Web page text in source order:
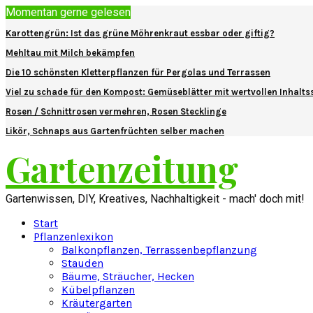
Momentan gerne gelesen
Karottengrün: Ist das grüne Möhrenkraut essbar oder giftig?
Mehltau mit Milch bekämpfen
Die 10 schönsten Kletterpflanzen für Pergolas und Terrassen
Viel zu schade für den Kompost: Gemüseblätter mit wertvollen
Rosen / Schnittrosen vermehren, Rosen Stecklinge
Likör, Schnaps aus Gartenfrüchten selber machen
Gartenzeitung
Gartenwissen, DIY, Kreatives, Nachhaltigkeit - mach' doch mit!
Start
Pflanzenlexikon
Balkonpflanzen, Terrassenbepflanzung
Stauden
Bäume, Sträucher, Hecken
Kübelpflanzen
Kräutergarten